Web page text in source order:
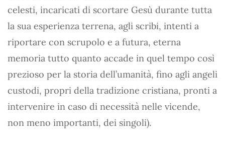
celesti, incaricati di scortare Gesù durante tutta
la sua esperienza terrena, agli scribi, intenti a
riportare con scrupolo e a futura, eterna
memoria tutto quanto accade in quel tempo così
prezioso per la storia dell’umanità, fino agli angeli
custodi, propri della tradizione cristiana, pronti a
intervenire in caso di necessità nelle vicende,
non meno importanti, dei singoli).